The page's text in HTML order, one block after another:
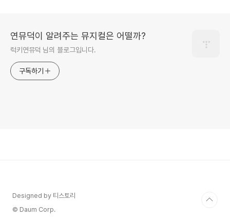
연뮤덕이 알려주는 뮤지컬은 어떨까?
럭키연뮤덕 님의 블로그입니다.
구독하기
Designed by 티스토리
© Daum Corp.